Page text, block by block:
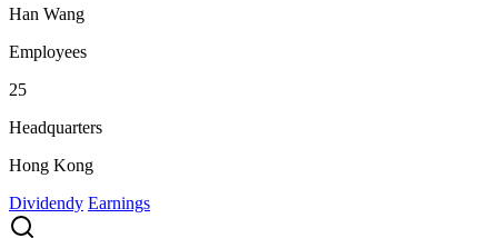
Han Wang
Employees
25
Headquarters
Hong Kong
Dividendy Earnings